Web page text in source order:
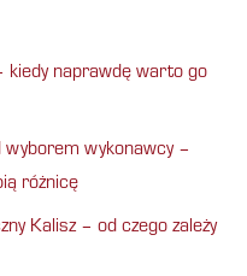
kiedy naprawdę warto go
wykonawcy –
różnicę
Kalisz – od czego zależy